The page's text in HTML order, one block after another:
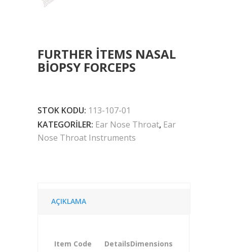
FURTHER ITEMS NASAL
BIOPSY FORCEPS
STOK KODU: 113-107-01
KATEGORILER: Ear Nose Throat, Ear
Nose Throat Instruments
AÇIKLAMA
Item Code DetailsDimensions